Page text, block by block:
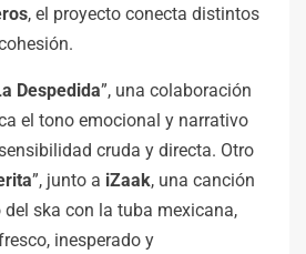
, el proyecto conecta distintos
Despedida”, una colaboración
el tono emocional y narrativo
cruda y directa. Otro
”, junto a iZaak, una canción
ska con la tuba mexicana,
inesperado y